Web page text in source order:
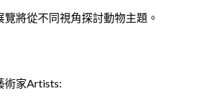
覽將從不同視角探討動物主題。
術家Artists: